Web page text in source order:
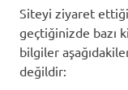
Siteyi ziyaret
geçtiğinizde bazı
bilgiler
değildir: